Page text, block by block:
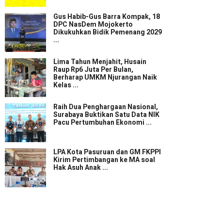
Gus Habib-Gus Barra Kompak, 18
DPC NasDem Mojokerto
Dikukuhkan Bidik Pemenang 2029
...
Lima Tahun Menjahit, Husain
Raup Rp6 Juta Per Bulan,
Berharap UMKM Njurangan Naik
Kelas ...
Raih Dua Penghargaan Nasional,
Surabaya Buktikan Satu Data NIK
Pacu Pertumbuhan Ekonomi ...
LPA Kota Pasuruan dan GM FKPPI
Kirim Pertimbangan ke MA soal
Hak Asuh Anak ...